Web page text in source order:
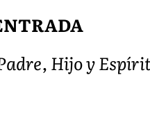
Hijo y